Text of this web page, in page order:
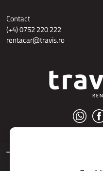
Contact
(+4) 0752 220 222
rentacar@travis.ro